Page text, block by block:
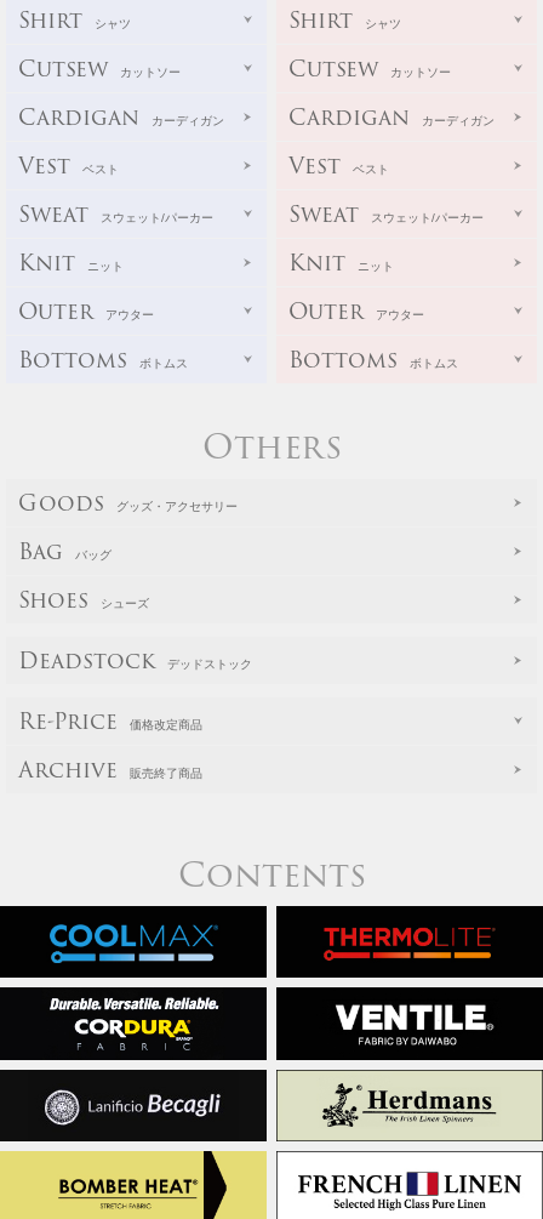
Shirt シャツ
Cutsew カットソー
Cardigan カーディガン
Vest ベスト
Sweat スウェット/パーカー
Knit ニット
Outer アウター
Bottoms ボトムス
Shirt シャツ
Cutsew カットソー
Cardigan カーディガン
Vest ベスト
Sweat スウェット/パーカー
Knit ニット
Outer アウター
Bottoms ボトムス
Others
Goods グッズ・アクセサリー
Bag バッグ
Shoes シューズ
Deadstock デッドストック
Re-Price 価格改定商品
Archive 販売終了商品
Contents